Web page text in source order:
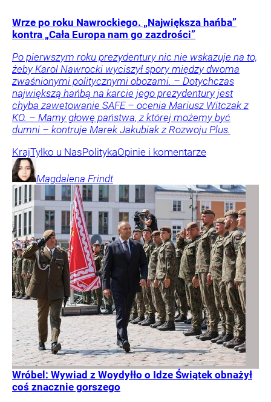
Wrze po roku Nawrockiego. „Największa hańba”
kontra „Cała Europa nam go zazdrości”
Po pierwszym roku prezydentury nic nie wskazuje na to,
żeby Karol Nawrocki wyciszył spory między dwoma
zwaśnionymi politycznymi obozami. – Dotychczas
największą hańbą na karcie jego prezydentury jest
chyba zawetowanie SAFE – ocenia Mariusz Witczak z
KO. – Mamy głowę państwa, z której możemy być
dumni – kontruje Marek Jakubiak z Rozwoju Plus.
KrajTylko u NasPolitykaOpinie i komentarze
Magdalena Frindt
Wróbel: Wywiad z Woydyłło o Idze Świątek obnażył
coś znacznie gorszego